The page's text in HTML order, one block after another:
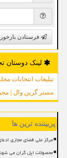
فرستادن
لینک دوستان
تبلیغات انتخابات
مستر گرین وال |
پربیننده ترین ها
مرکز ملی فضای مجازی
محصولات اپل گران می